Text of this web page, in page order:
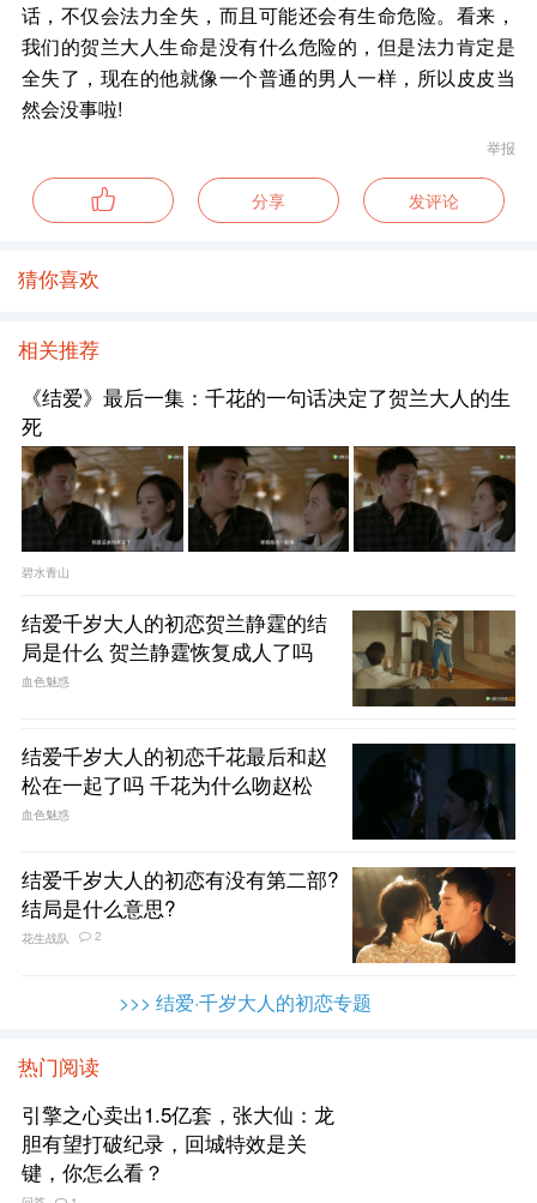
话，不仅会法力全失，而且可能还会有生命危险。看来，
我们的贺兰大人生命是没有什么危险的，但是法力肯定是
全失了，现在的他就像一个普通的男人一样，所以皮皮当
然会没事啦!
举报
分享 发评论
猜你喜欢
相关推荐
《结爱》最后一集：千花的一句话决定了贺兰大人的生
死
碧水青山
结爱千岁大人的初恋贺兰静霆的结
局是什么 贺兰静霆恢复成人了吗
血色魅惑
结爱千岁大人的初恋千花最后和赵
松在一起了吗 千花为什么吻赵松
血色魅惑
结爱千岁大人的初恋有没有第二部?
结局是什么意思?
花生战队 2
>>> 结爱·千岁大人的初恋专题
热门阅读
引擎之心卖出1.5亿套，张大仙：龙
胆有望打破纪录，回城特效是关
键，你怎么看？